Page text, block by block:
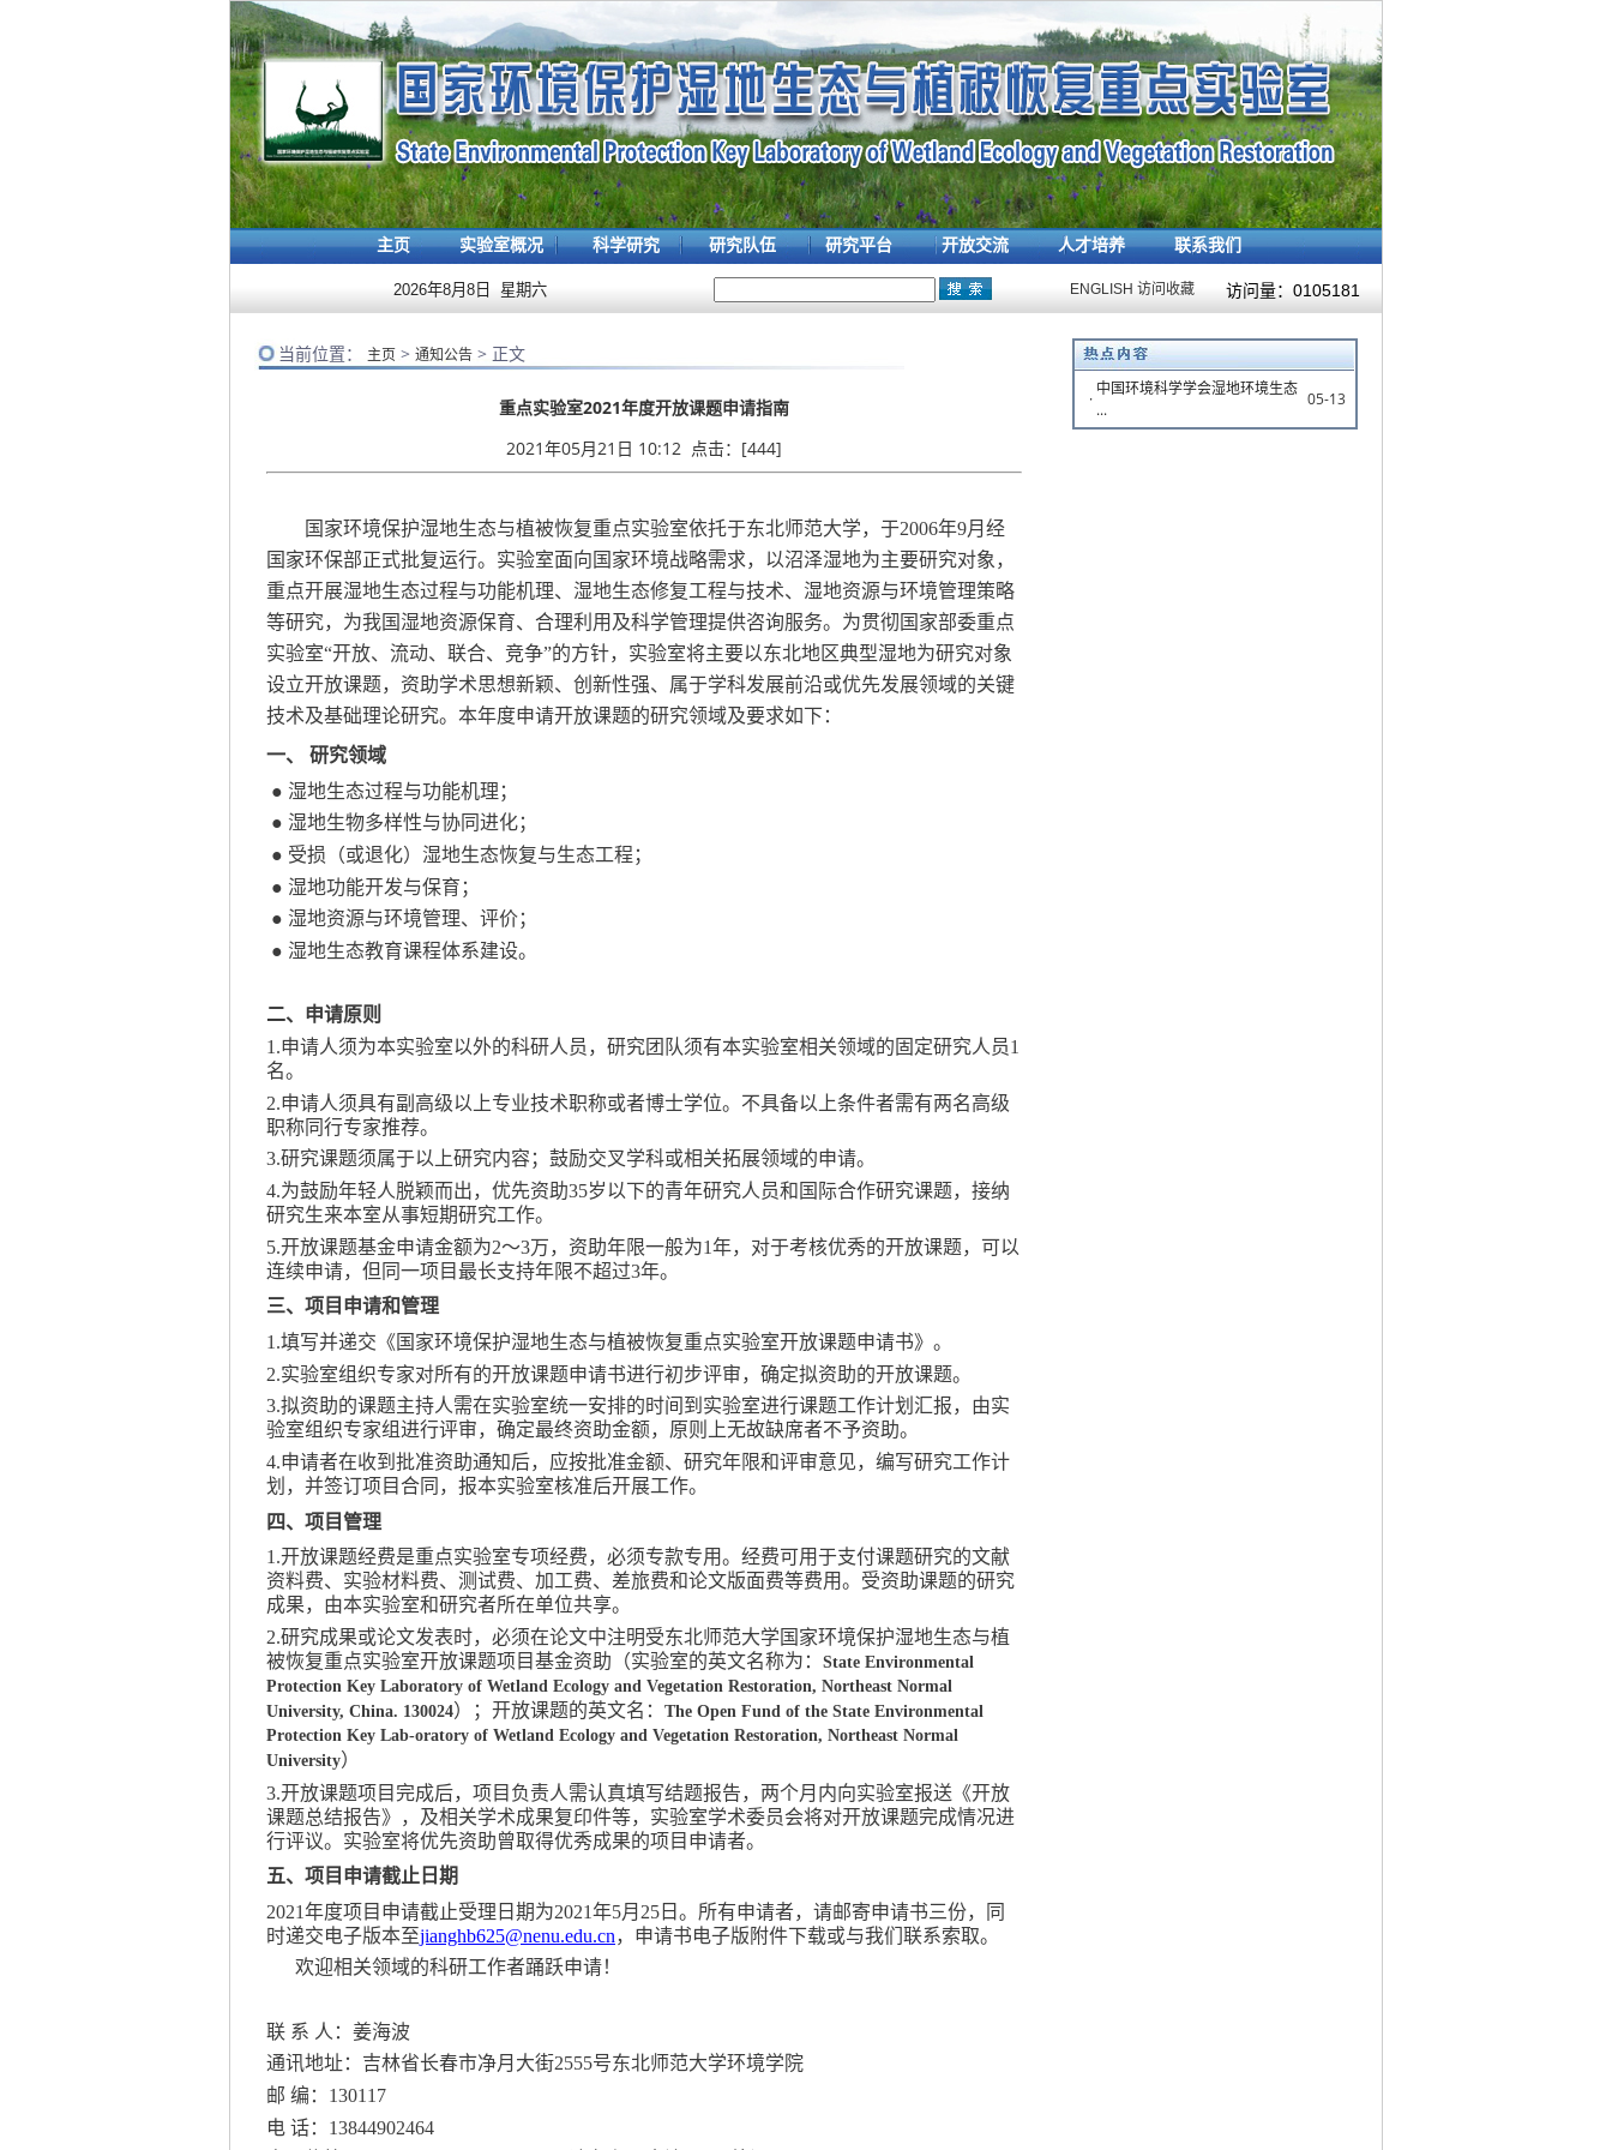
主页 实验室概况 科学研究 研究队伍 研究平台 开放交流 人才培养 联系我们
2026年8月8日 星期六 ENGLISH 访问收藏 访问量： 0105181
当前位置： 主页 > 通知公告 > 正文
重点实验室2021年度开放课题申请指南
2021年05月21日 10:12 点击：[444]
国家环境保护湿地生态与植被恢复重点实验室依托于东北师范大学，于2006年9月经
国家环保部正式批复运行。实验室面向国家环境战略需求，以沼泽湿地为主要研究对象，
重点开展湿地生态过程与功能机理、湿地生态修复工程与技术、湿地资源与环境管理策略
等研究，为我国湿地资源保育、合理利用及科学管理提供咨询服务。 为贯彻国家部委重点
实验室“开放、流动、联合、竞争”的方针，实验室将主要以东北地区典型湿地为研究对象
设立开放课题，资助学术思想新颖、创新性强、属于学科发展前沿或优先发展领域的关键
技术及基础理论研究。本年度申请开放课题的研究领域及要求如下：
一、
研究领域
● 湿地生态过程与功能机理 ；
● 湿地生物多样性与协同进化；
● 受损（或退化）湿地生态恢复与生态工程 ；
● 湿地功能开发与保育 ；
● 湿地资源与环境管理、评价；
● 湿地生态教育课程体系建设。
二、申请原则
1 .申请人须为本实验室以外的科研人员，研究团队须有本实验室相关领域的固定研究人员1
名。
2.申请人须具有副高级以上专业技术职称或者博士学位。不具备以上条件者需有两名高级
职称同行专家推荐。
3.研究课题须属于以上研究内容；鼓励交叉学科或相关拓展领域的申请。
4.为鼓励年轻人脱颖而出，优先资助35岁以下的青年研究人员和国际合作研究课题，接纳
研究生来本室从事短期研究工作。
5.开放课题基金申请金额为2～3万，资助年限一般为1年，对于考核优秀的开放课题，可以
连续申请，但同一项目最长支持年限不超过3年。
三、项目申请和管理
1 .填写并递交《 国家环境保护湿地生态与植被恢复重点实验室开放课题申请书》。
2.实验室组织专家对所有的开放课题申请书进行初步评审，确定拟资助的开放课题。
3.拟资助的课题主持人需在实验室统一安排的时间到实验室进行课题工作计划汇报，由实
验室组织专家组进行评审，确定最终资助金额，原则上无故缺席者不予资助。
4.申请者在收到批准资助通知后，应按批准金额、研究年限和评审意见，编写研究工作计
划，并签订项目合同，报本实验室核准后开展工作。
四、项目管理
1 .开放课题经费是重点实验室专项经费，必须专款专用。经费可用于支付课题研究的文献
资料费、实验材料费、测试费、加工费、差旅费和论文版面费等费用。受资助课题的研究
成果，由本实验室和研究者所在单位共享。
2.研究成果或论文发表时，必须在论文中注明受东北师范大学国家环境保护湿地生态与植
被恢复重点实验室开放课题项目基金资助 （实验室的英文名称为： State Environmental
Protection Key Laboratory of Wetland Ecology and Vegetation Restoration, Northeast Normal
University, China. 130024）；开放课题的英文名： The Open Fund of the State Environmental
Protection Key Lab-oratory of Wetland Ecology and Vegetation Restoration, Northeast Normal
University）
3.开放课题项目完成后，项目负责人需认真填写结题报告，两个月内向实验室报送《开放
课题总结报告》，及相关学术成果复印件等，实验室学术委员会将对开放课题完成情况进
行评议。实验室将优先资助曾取得优秀成果的项目申请者。
五、项目申请截止日期
2021年度项目申请截止受理日期为2021年5月 25 日。所有申请者，请邮寄申请书三份，同
时递交电子版本至jianghb625@nenu.edu.cn，申请书电子版 附件下载或与我们联系索取。
欢迎相关领域的科研工作者踊跃申请！
联 系 人 ：姜海波
通讯地址： 吉林省长春市净月大街2555号东北师范大学环境学院
邮 编： 130117
电 话： 13844902464
·
中国环境科学学会湿地环境生态
...
05-13